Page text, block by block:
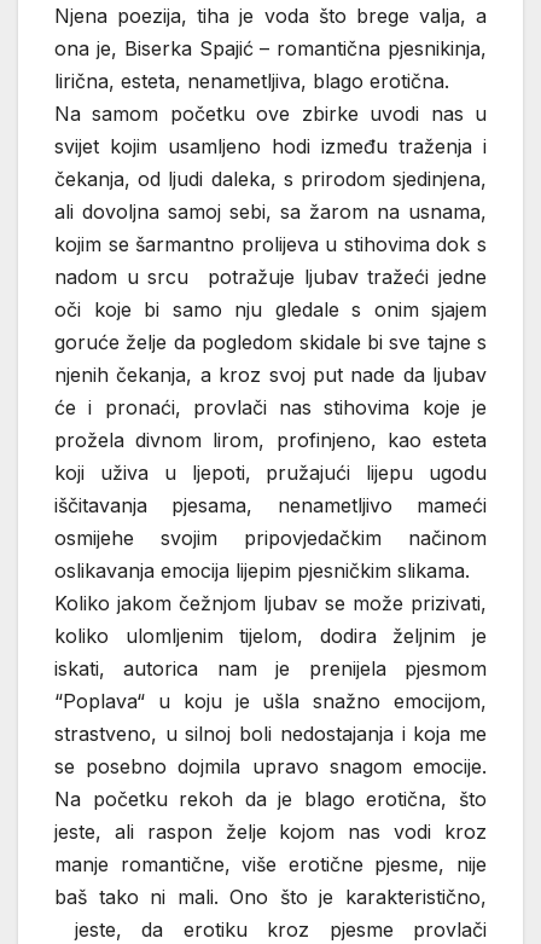
Njena poezija, tiha je voda što brege valja, a
ona je, Biserka Spajić – romantična pjesnikinja,
lirična, esteta, nenametljiva, blago erotična.
Na samom početku ove zbirke uvodi nas u
svijet kojim usamljeno hodi između traženja i
čekanja, od ljudi daleka, s prirodom sjedinjena,
ali dovoljna samoj sebi, sa žarom na usnama,
kojim se šarmantno prolijeva u stihovima dok s
nadom u srcu potražuje ljubav tražeći jedne
oči koje bi samo nju gledale s onim sjajem
goruće želje da pogledom skidale bi sve tajne s
njenih čekanja, a kroz svoj put nade da ljubav
će i pronaći, provlači nas stihovima koje je
prožela divnom lirom, profinjeno, kao esteta
koji uživa u ljepoti, pružajući lijepu ugodu
iščitavanja pjesama, nenametljivo mameći
osmijehe svojim pripovjedačkim načinom
oslikavanja emocija lijepim pjesničkim slikama.
Koliko jakom čežnjom ljubav se može prizivati,
koliko ulomljenim tijelom, dodira željnim je
iskati, autorica nam je prenijela pjesmom
“Poplava“ u koju je ušla snažno emocijom,
strastveno, u silnoj boli nedostajanja i koja me
se posebno dojmila upravo snagom emocije.
Na početku rekoh da je blago erotična, što
jeste, ali raspon želje kojom nas vodi kroz
manje romantične, više erotične pjesme, nije
baš tako ni mali. Ono što je karakteristično,
jeste, da erotiku kroz pjesme provlači